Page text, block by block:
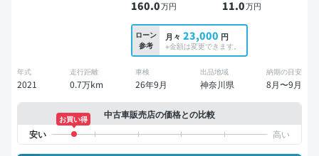
160.0万円 11.0万円
ローン
参考
月々 23,000 円
※金額は変更できます。
年式
2021
走行距離
0.7万km
車検
26年9月
出品地域
神奈川県
納期の目安
8月〜9月
中古車販売店の価格との比較
お買い得